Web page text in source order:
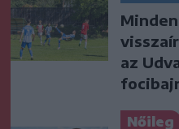
az
Nőileg